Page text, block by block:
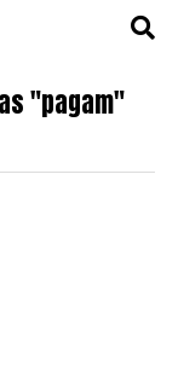
"pagam"